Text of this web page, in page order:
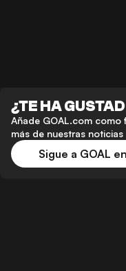
¿TE HA
Añade GOAL.com
más de nuestras noticias
Sigue a GOAL